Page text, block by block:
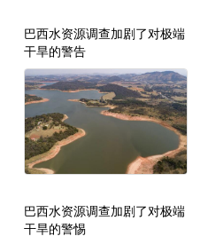
巴西水资源调查加剧了对极端
干旱的警告
巴西水资源调查加剧了对极端
干旱的警惕